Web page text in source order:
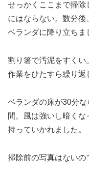
せっかくここまで掃
にはならない。数分
ベランダに降り立ちま
割り箸で汚泥をすく
作業をひたすら繰り返
ベランダの床が30分
間。風は強いし暗く
持っていかれました。
掃除前の写真はないの